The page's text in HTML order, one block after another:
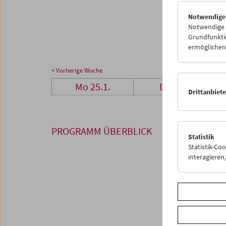
01
< Vorherige Woche
Mo 25.1. Di 26.1.
PROGRAMM ÜBERBLICK
Notwendige
Statistik
Statistik-